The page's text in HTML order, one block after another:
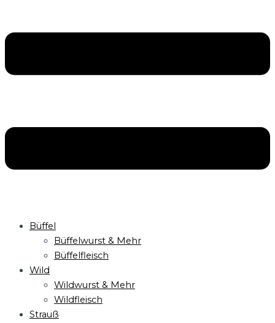
Büffel
Büffelwurst & Mehr
Büffelfleisch
Wild
Wildwurst & Mehr
Wildfleisch
Strauß